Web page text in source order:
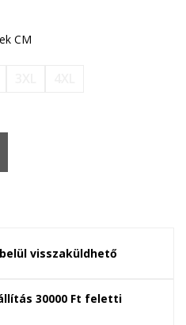
CM
visszaküldhető
30000 Ft feletti